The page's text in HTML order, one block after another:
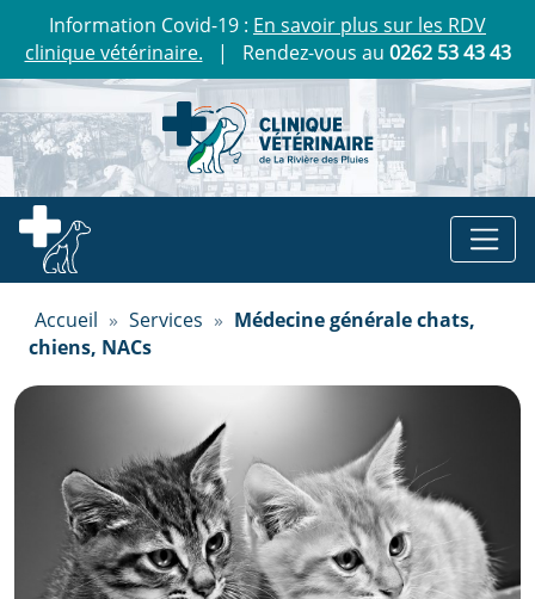
Information Covid-19 : En savoir plus sur les RDV
clinique vétérinaire. | Rendez-vous au 0262 53 43 43
Accueil » Services » Médecine générale chats,
chiens, NACs